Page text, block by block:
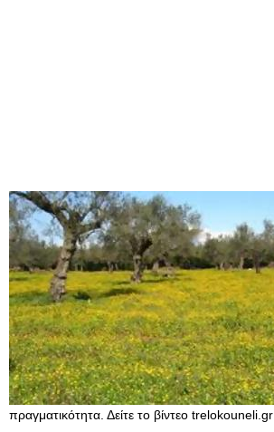
πραγματικότητα. Δείτε το βίντεο trelokouneli.gr